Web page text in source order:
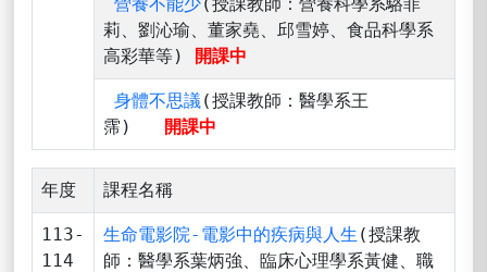
莉、劉沁瑜、董家堯、邱雪婷、食品科學系
高彩華等)
開課中
身體不思議(授課教師：醫學系王
霈)
開課中
年度 課程名稱
113-
114
生命電影院-電影中的疾病與人生 (授課教
師：醫學系葉炳強、臨床心理學系黃健、職